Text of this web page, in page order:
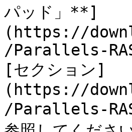
パッド」**]
(https://
/Parallels-
[セクション]
(https://
/Parallels-